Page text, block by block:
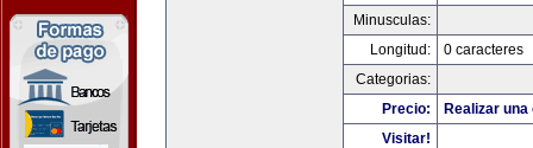
Minusculas:
Longitud:
0 caracteres
Categorias:
Precio:
Realizar
Visitar!